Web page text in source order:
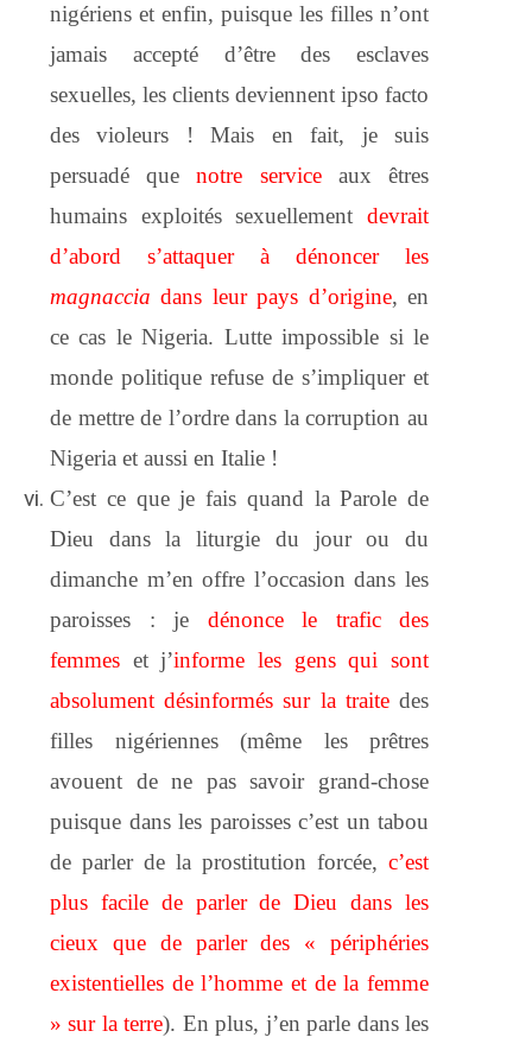
nigériens et enfin, puisque les filles n’ont
jamais accepté d’être des esclaves
sexuelles, les clients deviennent ipso facto
des violeurs ! Mais en fait, je suis
persuadé quenotre serviceaux êtres
humains exploités sexuellementdevrait
d’abord s’attaquer à dénoncer les
magnaccia dans leur pays d’origine, en
ce cas le Nigeria. Lutte impossible si le
monde politique refuse de s’impliquer et
de mettre de l’ordre dans la corruption au
Nigeria et aussi en Italie !
C’est ce que je fais quand la Parole de
Dieu dans la liturgie du jour ou du
dimanche m’en offre l’occasion dans les
paroisses : je dénonce le trafic des
femmes et j’informe les gens qui sont
absolument désinformés sur la traitedes
filles nigériennes (même les prêtres
avouent de ne pas savoir grand-chose
puisque dans les paroisses c’est un tabou
de parler de la prostitution forcée,c’est
plus facile de parler de Dieu dans les
cieux que de parler des « périphéries
existentielles de l’homme et de la femme
» sur la terre). En plus, j’en parle dans les